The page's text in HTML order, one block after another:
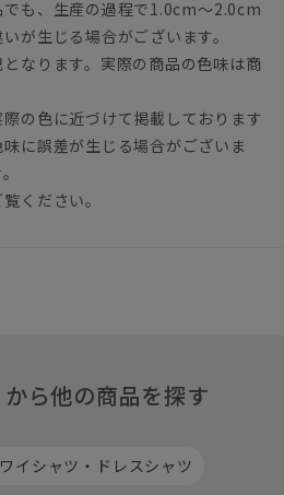
も、生産の過程で1.0cm～2.0cm
が生じる場合がございます。
なります。実際の商品の色味は商
の色に近づけて掲載しております
に誤差が生じる場合がございま
ください。
ら他の商品を探す
イシャツ・ドレスシャツ